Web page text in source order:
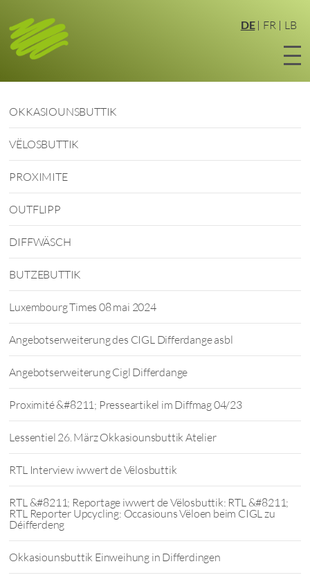
DE FR LB
OKKASIOUNSBUTTIK
VËLOSBUTTIK
PROXIMITE
OUTFLIPP
DIFFWÄSCH
BUTZEBUTTIK
Luxembourg Times 08 mai 2024
Angebotserweiterung des CIGL Differdange asbl
Angebotserweiterung Cigl Differdange
Proximité &#8211; Presseartikel im Diffmag 04/23
Lessentiel 26. März Okkasiounsbuttik Atelier
RTL Interview iwwert de Vëlosbuttik
RTL &#8211; Reportage iwwert de Vëlosbuttik: RTL &#8211;
RTL Reporter Upcycling: Occasiouns Vëloen beim CIGL zu
Déifferdeng
Okkasiounsbuttik Einweihung in Differdingen